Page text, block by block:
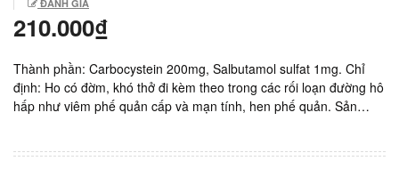
ĐÁNH GIÁ
210.000₫
Thành phần: Carbocystein 200mg, Salbutamol sulfat 1mg. Chỉ
định: Ho có đờm, khó thở đi kèm theo trong các rối loạn đường hô
hấp như viêm phế quản cấp và mạn tính, hen phế quản. Sản